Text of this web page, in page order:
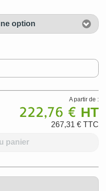
option
A partir de :
222,76 € HT
267,31 € TTC
panier